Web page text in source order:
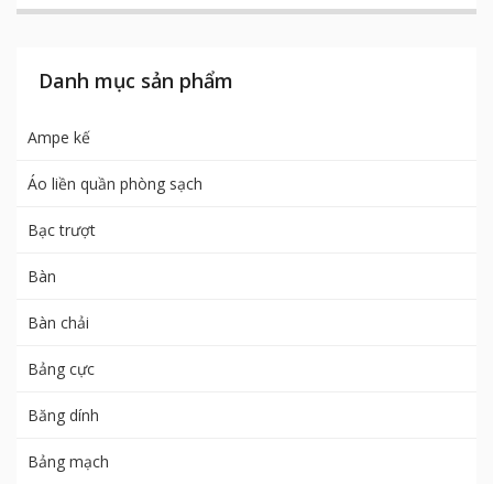
Danh mục sản phẩm
Ampe kế
Áo liền quần phòng sạch
Bạc trượt
Bàn
Bàn chải
Bảng cực
Băng dính
Bảng mạch